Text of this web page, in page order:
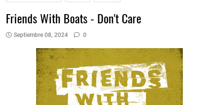
Friends With Boats - Don't Care
Septiembre 08, 2024 0